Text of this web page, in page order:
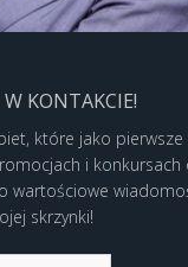
KONTAKCIE!
które jako
i konkursach
wartościowe
skrzynki!